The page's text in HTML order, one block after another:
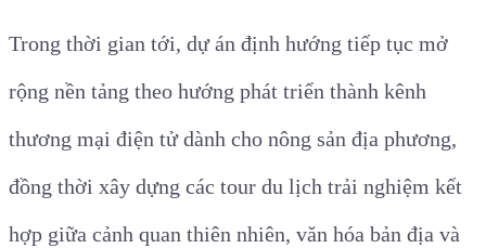
Trong thời gian tới, dự án định hướng tiếp tục mở
rộng nền tảng theo hướng phát triển thành kênh
thương mại điện tử dành cho nông sản địa phương,
đồng thời xây dựng các tour du lịch trải nghiệm kết
hợp giữa cảnh quan thiên nhiên, văn hóa bản địa và